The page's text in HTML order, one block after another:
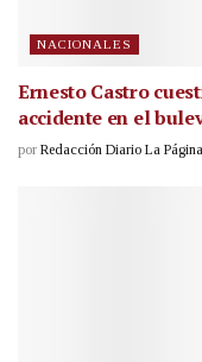
NACIONALES
Ernesto Castro
accidente en el
por Redacción Diario La Página